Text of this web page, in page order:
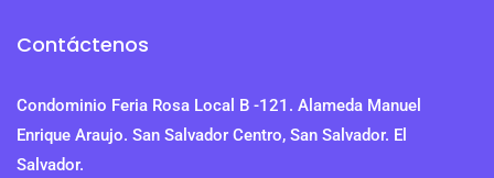
Contáctenos
Condominio Feria Rosa Local B -121. Alameda Manuel
Enrique Araujo. San Salvador Centro, San Salvador. El
Salvador.